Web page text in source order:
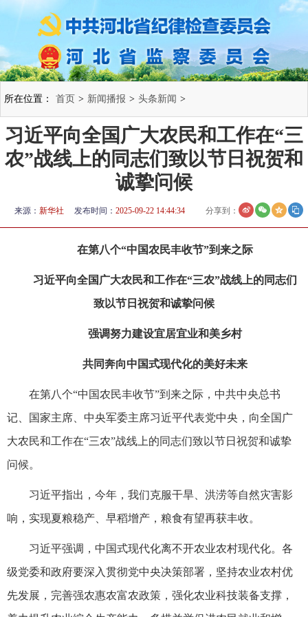
所在位置： 首页 > 新闻播报 > 头条新闻 >
习近平向全国广大农民和工作在“三
农”战线上的同志们致以节日祝贺和
诚挚问候
来源： 新华社 发布时间： 2025-09-22 14:44:34 分享到：
在第八个“中国农民丰收节”到来之际
习近平向全国广大农民和工作在“三农”战线上的同志们
致以节日祝贺和诚挚问候
强调努力建设宜居宜业和美乡村
共同奔向中国式现代化的美好未来
在第八个“中国农民丰收节”到来之际，中共中央总书
记、国家主席、中央军委主席习近平代表党中央，向全国广
大农民和工作在“三农”战线上的同志们致以节日祝贺和诚挚
问候。
习近平指出，今年，我们克服干旱、洪涝等自然灾害影
响，实现夏粮稳产、早稻增产，粮食有望再获丰收。
习近平强调，中国式现代化离不开农业农村现代化。各
级党委和政府要深入贯彻党中央决策部署，坚持农业农村优
先发展，完善强农惠农富农政策，强化农业科技装备支撑，